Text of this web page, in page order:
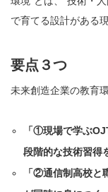
で育てる設計がある
要点３つ
未来創造企業の教育
「①現場で学ぶ
段階的な技術習得
「②通信制高校と